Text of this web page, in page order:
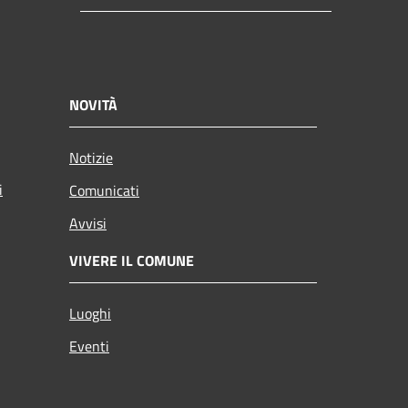
NOVITÀ
Notizie
Comunicati
Avvisi
VIVERE IL COMUNE
Luoghi
Eventi